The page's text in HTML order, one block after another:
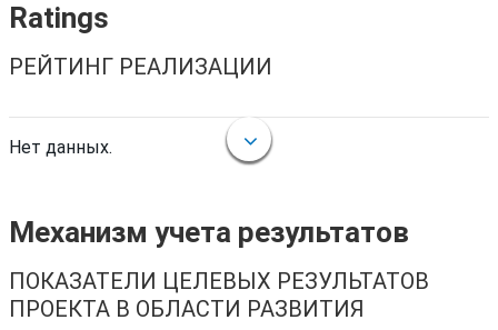
Ratings
РЕЙТИНГ РЕАЛИЗАЦИИ
Нет данных.
Механизм учета результатов
ПОКАЗАТЕЛИ ЦЕЛЕВЫХ РЕЗУЛЬТАТОВ
ПРОЕКТА В ОБЛАСТИ РАЗВИТИЯ